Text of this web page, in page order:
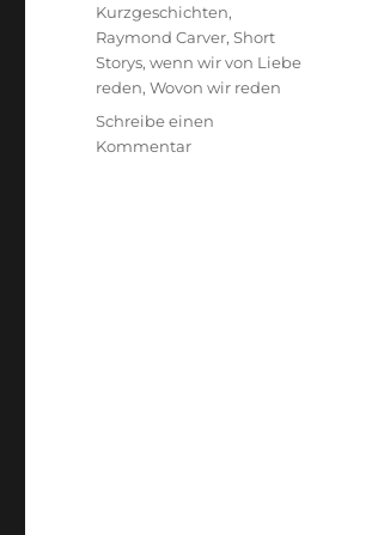
Schlagwörter
Kurzgeschichten,
Raymond Carver,Short
Storys,wenn wir von Liebe
reden,Wovon wir reden
Schreibe einen
Kommentarzu